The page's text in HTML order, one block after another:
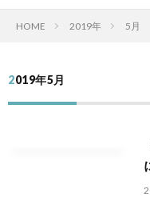
HOME 2019年 5月
2019年5月